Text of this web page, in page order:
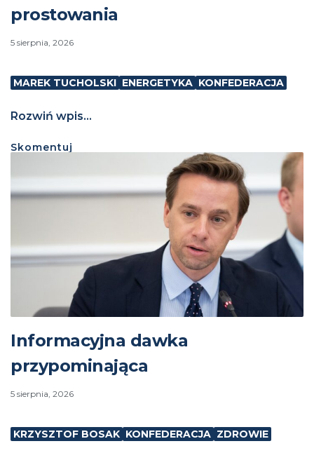
prostowania
5 sierpnia, 2026
MAREK TUCHOLSKI ENERGETYKA KONFEDERACJA
Rozwiń wpis...
Skomentuj
Informacyjna dawka
przypominająca
5 sierpnia, 2026
KRZYSZTOF BOSAK KONFEDERACJA ZDROWIE